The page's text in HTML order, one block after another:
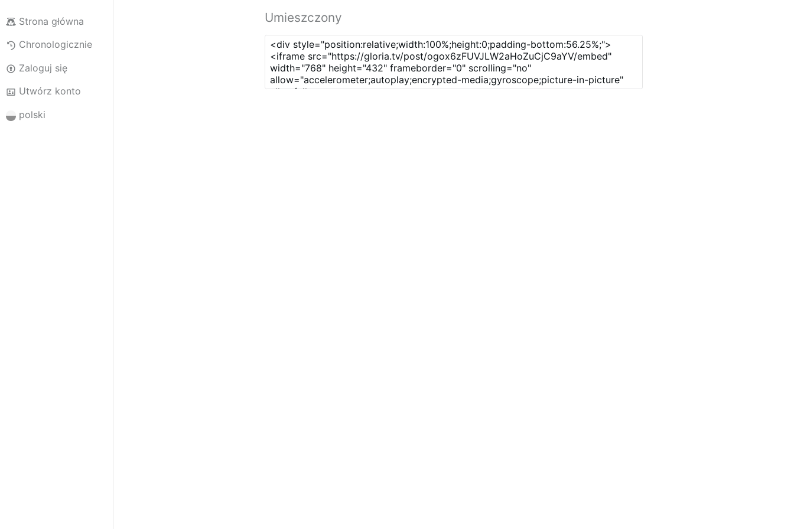
Strona główna
Chronologicznie
Zaloguj się
Utwórz konto
polski
Umieszczony